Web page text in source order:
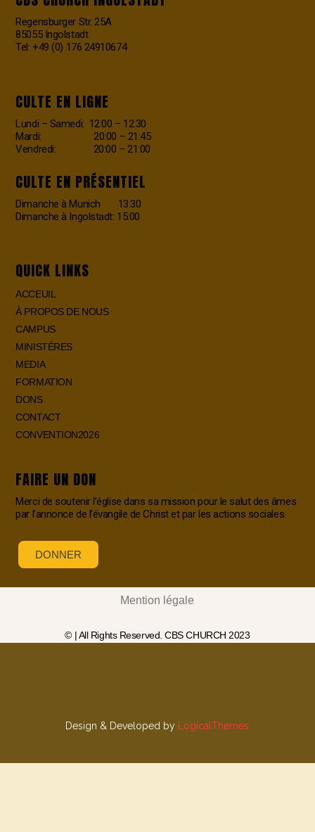
Regensburger Str. 25A
85055 Ingolstadt
Tel: +49 (0) 176 24910674
CULTE EN LIGNE
Lundi – Samedi: 12:00 – 12:30
Mardi: 20:00 – 21:45
Vendredi: 20:00 – 21:00
CULTE EN PRÉSENTIEL
Dimanche à Munich 13:30
Dimanche à Ingolstadt: 15:00
QUICK LINKS
ACCEUIL
À PROPOS DE NOUS
CAMPUS
MINISTÉRES
MEDIA
FORMATION
DONS
CONTACT
CONVENTION2026
FAIRE UN DON
Merci de soutenir l’église dans sa mission pour le salut des âmes
par l’annonce de l’évangile de Christ et par les actions sociales.
DONNER
Mention légale
© | All Rights Reserved. CBS CHURCH 2023
Design & Developed by LogicalThemes